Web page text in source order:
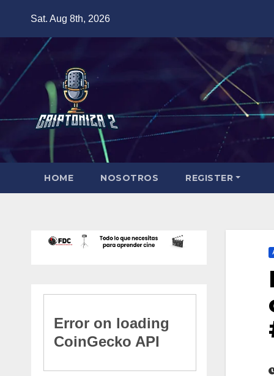
Sat. Aug 8th, 2026
HOME NOSOTROS REGISTER